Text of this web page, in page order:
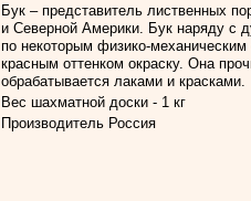
Бук – представитель лиственных
и Северной Америки. Бук наряду с
по некоторым физико-
красным оттенком окраску. Она
обрабатывается лаками и красками.
Вес шахматной доски - 1 кг
Производитель Россия